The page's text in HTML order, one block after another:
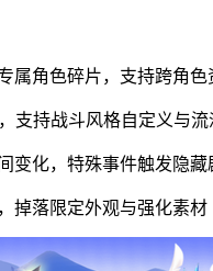
属角色碎片，支持跨角
支持战斗风格自定义与
变化，特殊事件触发隐藏
掉落限定外观与强化素材